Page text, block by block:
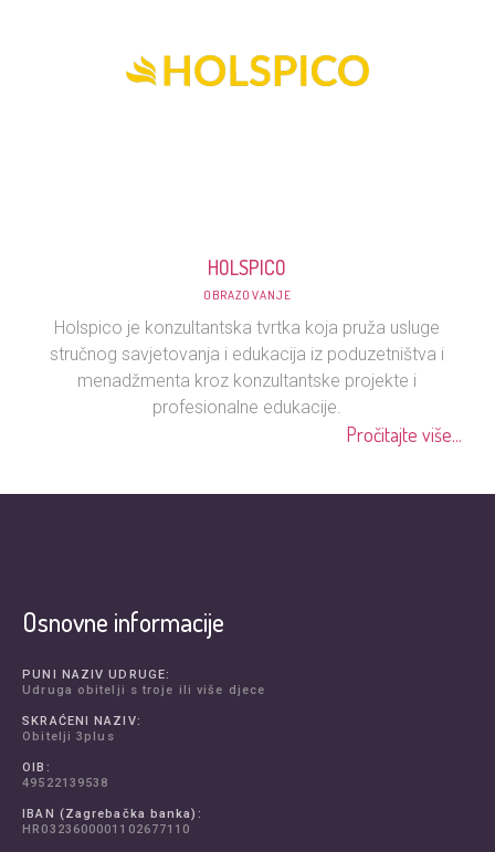
HOLSPICO
OBRAZOVANJE
Holspico je konzultantska tvrtka koja pruža usluge
stručnog savjetovanja i edukacija iz poduzetništva i
menadžmenta kroz konzultantske projekte i
profesionalne edukacije.
Pročitajte više...
Osnovne informacije
PUNI NAZIV UDRUGE:
Udruga obitelji s troje ili više djece
SKRAĆENI NAZIV:
Obitelji 3plus
OIB:
49522139538
IBAN (Zagrebačka banka):
HR0323600001102677110